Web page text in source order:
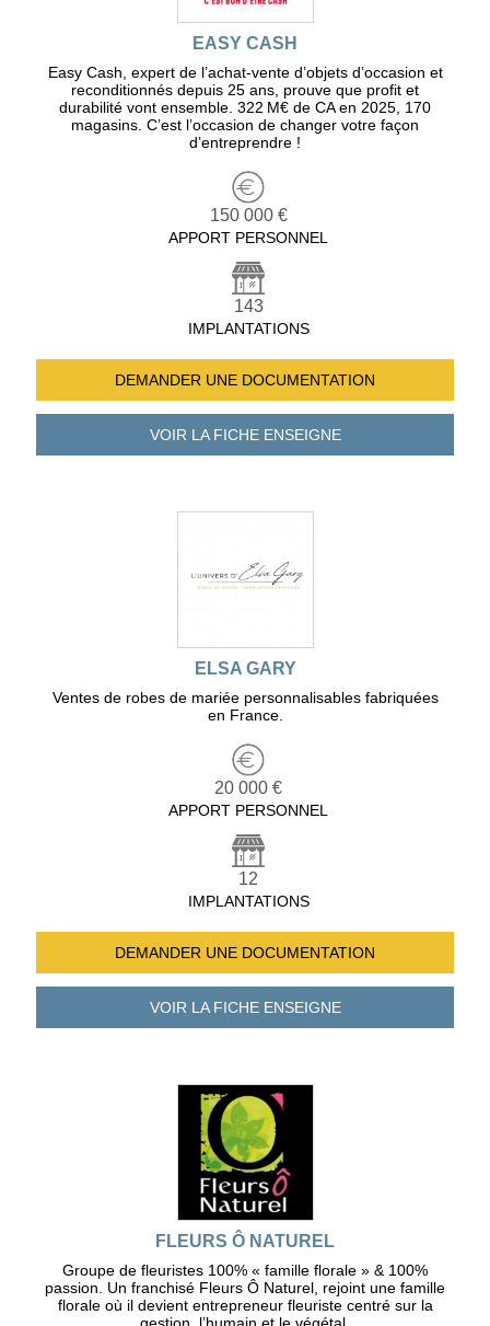
EASY CASH
Easy Cash, expert de l’achat-vente d’objets d’occasion et
reconditionnés depuis 25 ans, prouve que profit et
durabilité vont ensemble. 322 M€ de CA en 2025, 170
magasins. C’est l’occasion de changer votre façon
d’entreprendre !
150 000 €
APPORT PERSONNEL
143
IMPLANTATIONS
DEMANDER UNE DOCUMENTATION
VOIR LA FICHEENSEIGNE
ELSA GARY
Ventes de robes de mariée personnalisables fabriquées
en France.
20 000 €
APPORT PERSONNEL
12
IMPLANTATIONS
DEMANDER UNE DOCUMENTATION
VOIR LA FICHEENSEIGNE
FLEURS Ô NATUREL
Groupe de fleuristes 100% « famille florale » & 100%
passion. Un franchisé Fleurs Ô Naturel, rejoint une famille
florale où il devient entrepreneur fleuriste centré sur la